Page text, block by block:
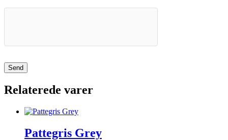
Relaterede varer
Pattegris Grey